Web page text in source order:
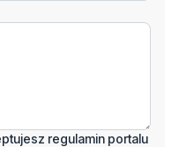
regulamin portalu